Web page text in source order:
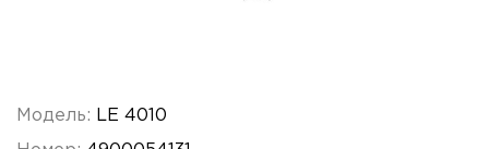
Модель: LE 4010